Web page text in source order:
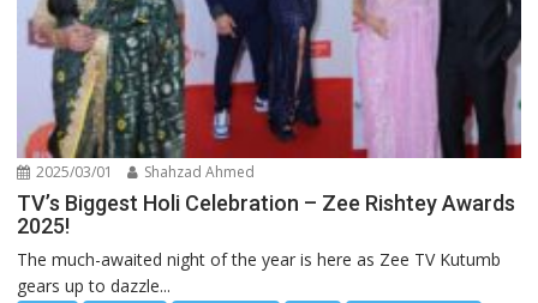
2025/03/01 Shahzad Ahmed
TV’s Biggest Holi Celebration – Zee Rishtey Awards
2025!
The much-awaited night of the year is here as Zee TV Kutumb
gears up to dazzle...